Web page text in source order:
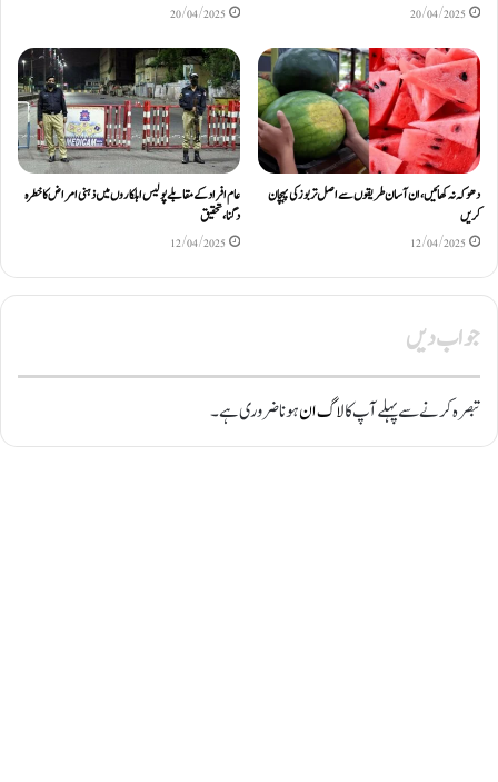
20/04/2025
20/04/2025
دھوکہ نہ کھائیں، ان آسان طریقوں سے اصل تربوز کی پہچان
کریں
12/04/2025
عام افراد کے مقابلے پولیس اہلکاروں میں ذہنی امراض کا خطرہ
دگنا، تحقیق
12/04/2025
جواب دیں
تبصرہ کرنے سے پہلے آپ کالاگ انہونا ضروری ہے۔